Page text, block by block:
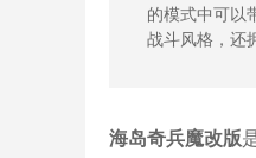
的模式中可以
战斗风格，还
海岛奇兵魔改版